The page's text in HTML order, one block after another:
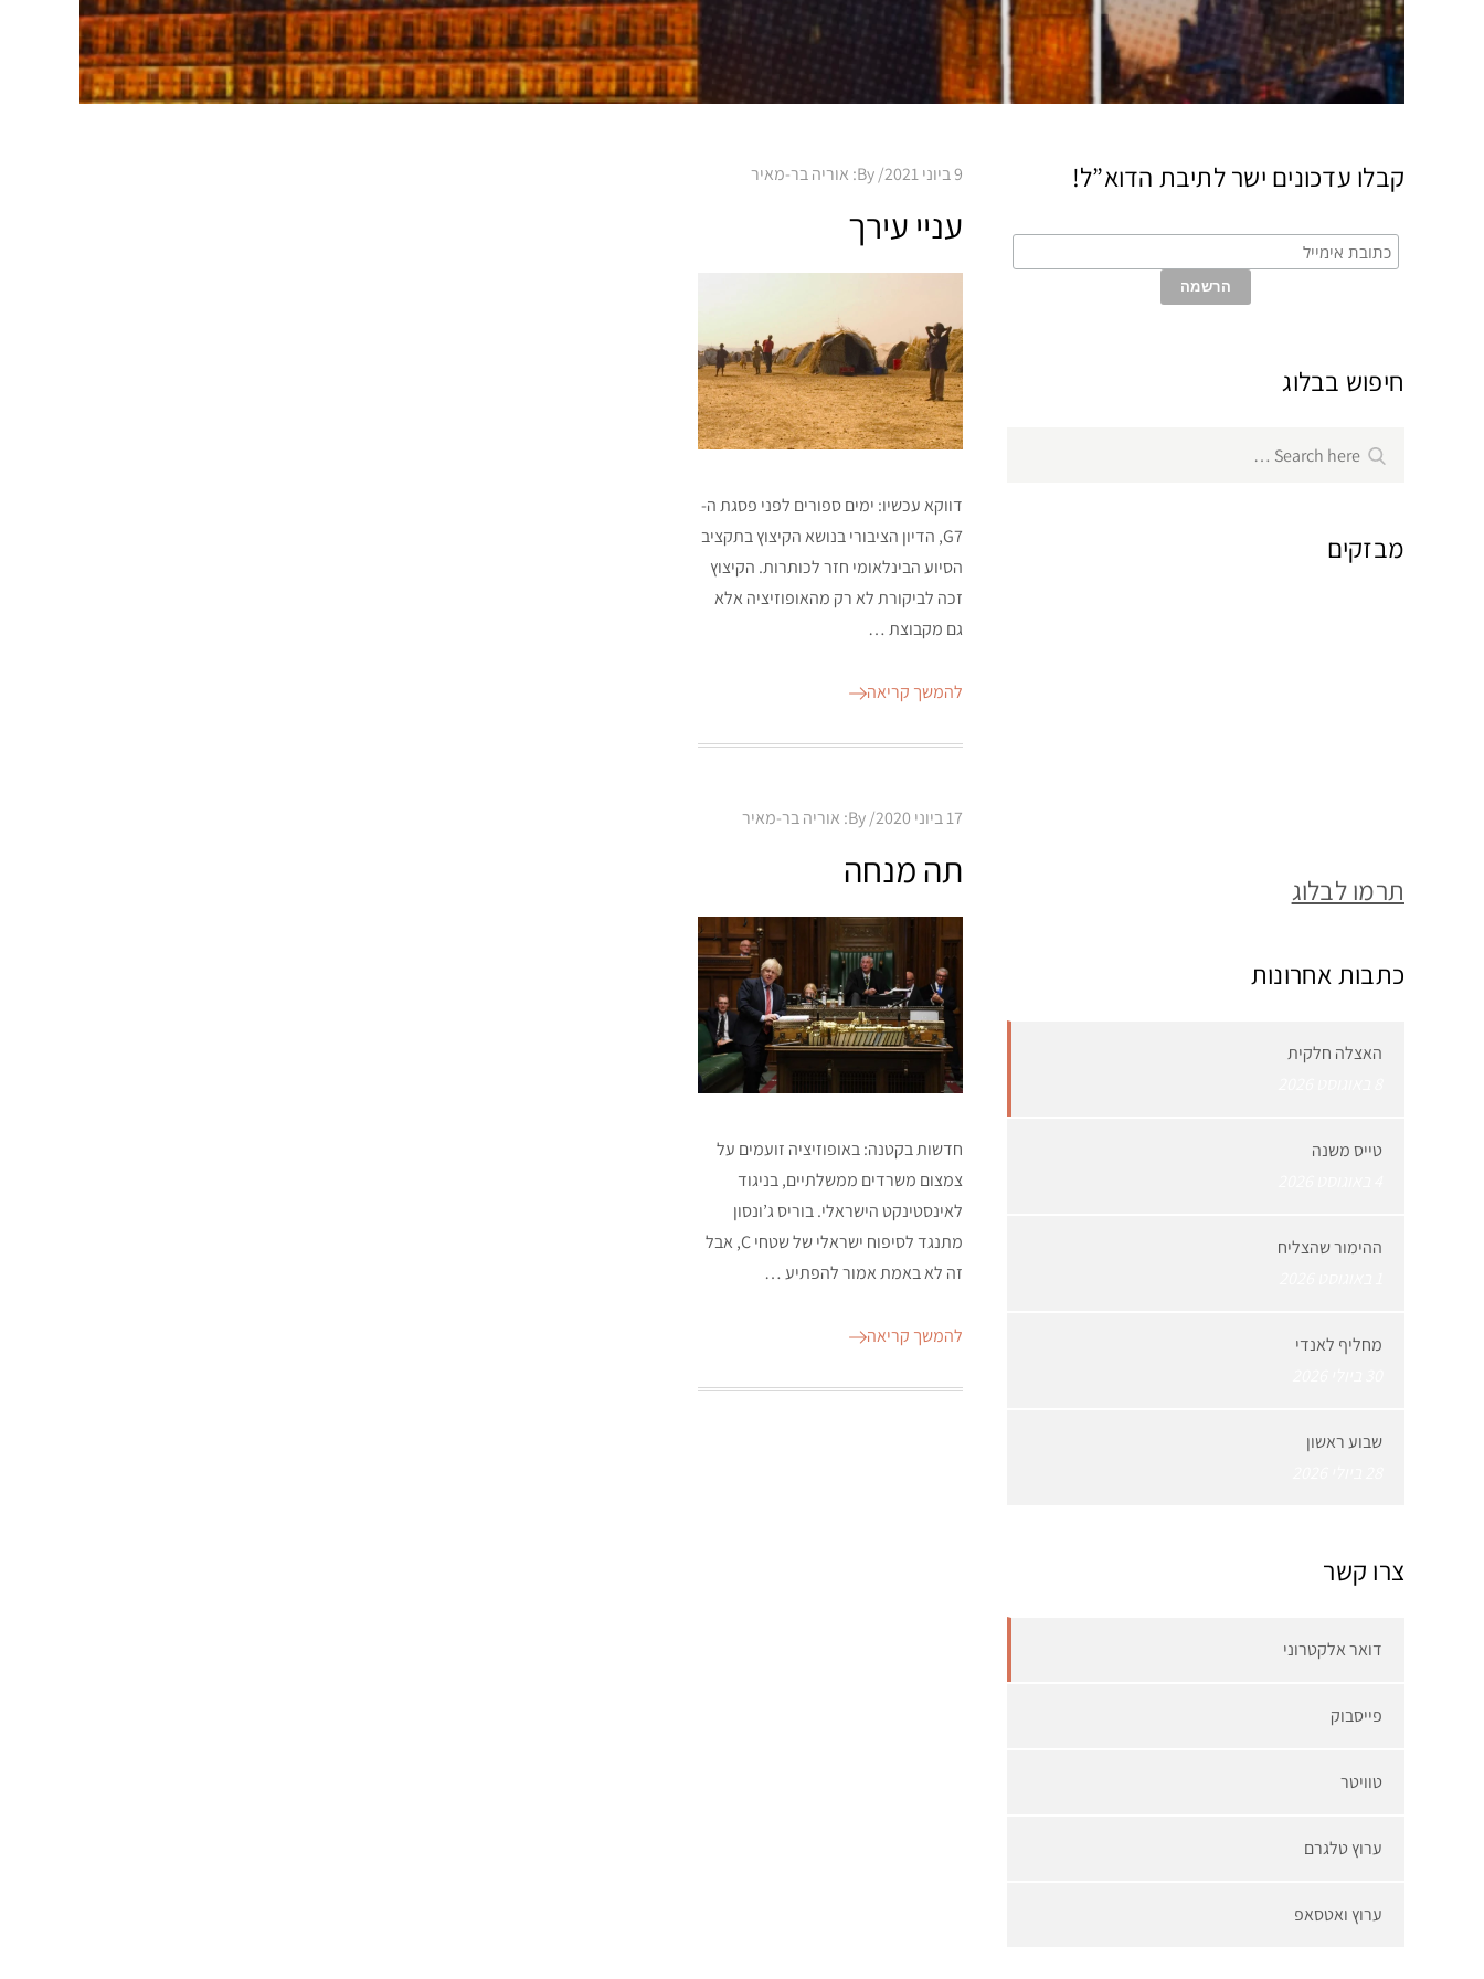
Posted
9 ביוני 2021 By: אוריה בר-מאיר
עניי עירך
דווקא עכשיו: ימים ספורים לפני פסגת ה-
G7, הדיון הציבורי בנושא הקיצוץ בתקציב
הסיוע הבינלאומי חזר לכותרות. הקיצוץ
זכה לביקורת לא רק מהאופוזיציה אלא
גם מקבוצת …
להמשך קריאה
Posted
17 ביוני 2020 By: אוריה בר-מאיר
תה מנחה
חדשות בקטנה: באופוזיציה זועמים על
צמצום משרדים ממשלתיים, בניגוד
לאינסטינקט הישראלי. בוריס ג’ונסון
מתנגד לסיפוח ישראלי של שטחי C, אבל
זה לא באמת אמור להפתיע …
להמשך קריאה
קבלו עדכונים ישר לתיבת הדוא”ל!
חיפוש בבלוג
for:
Search
מבזקים
תרמו לבלוג
כתבות אחרונות
האצלה חלקית
טייס משנה
ההימור שהצליח
מחליף לאנדי
שבוע ראשון
צרו קשר
דואר אלקטרוני
פייסבוק
טוויטר
ערוץ טלגרם
ערוץ ואטסאפ